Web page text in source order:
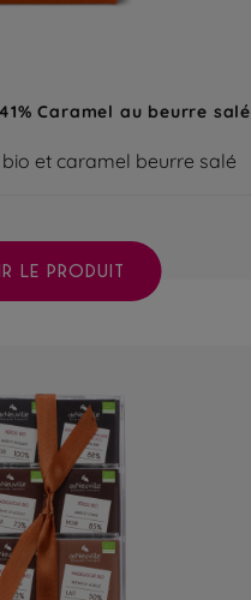
Caramel au beurre salé
et caramel beurre salé
LE PRODUIT